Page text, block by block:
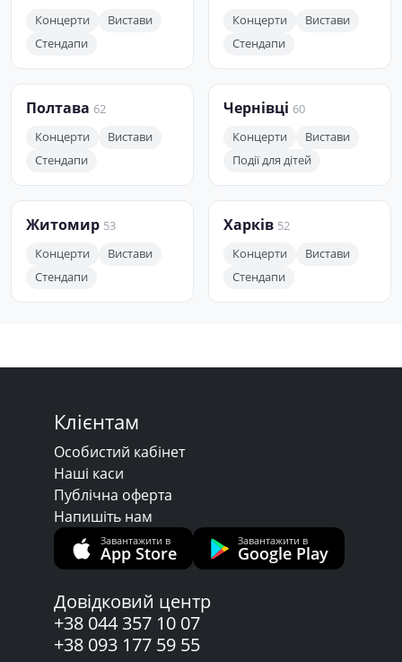
Концерти
Вистави
Стендапи
Концерти
Вистави
Стендапи
Полтава 62
Концерти
Вистави
Стендапи
Чернівці 60
Концерти
Вистави
Події для дітей
Житомир 53
Концерти
Вистави
Стендапи
Харків 52
Концерти
Вистави
Стендапи
Клієнтам
Особистий кабінет
Наші каси
Публічна оферта
Напишіть нам
Завантажити в
App Store
Завантажити в
Google Play
Довідковий центр
+38 044 357 10 07
+38 093 177 59 55